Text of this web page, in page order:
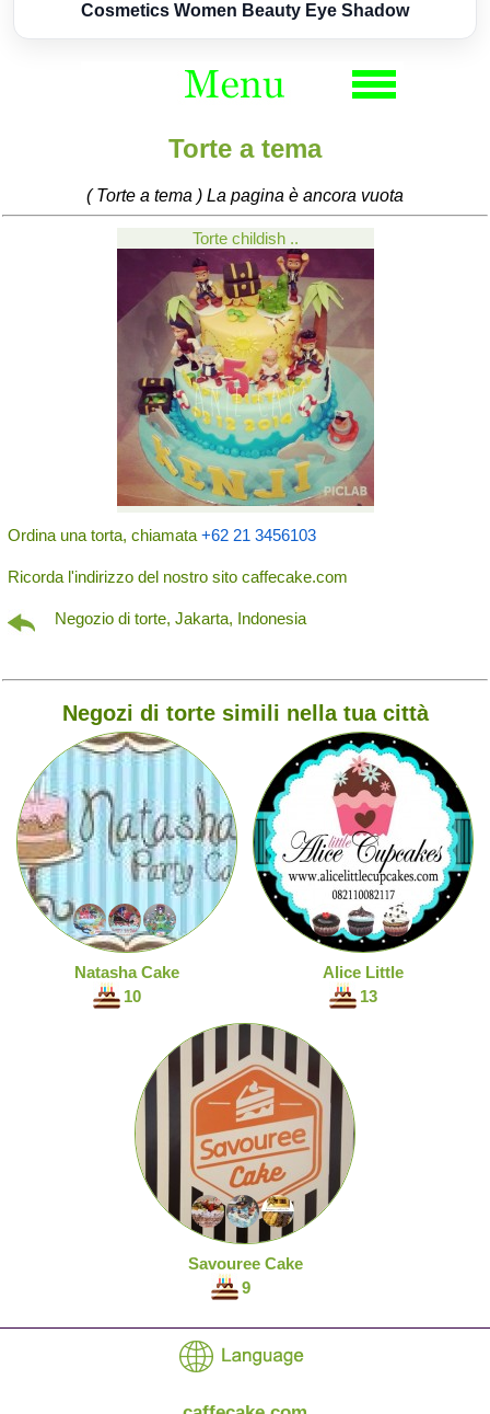
Cosmetics Women Beauty Eye Shadow
Torte a tema
( Torte a tema ) La pagina è ancora vuota
Torte childish ..
Ordina una torta, chiamata +62 21 3456103
Ricorda l'indirizzo del nostro sito caffecake.com
Negozio di torte, Jakarta, Indonesia
Negozi di torte simili nella tua città
Natasha Cake
10
Alice Little
13
Savouree Cake
9